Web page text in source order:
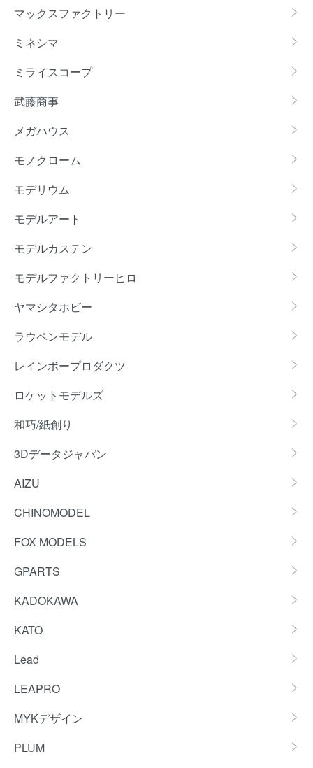
マックスファクトリー
ミネシマ
ミライスコープ
武藤商事
メガハウス
モノクローム
モデリウム
モデルアート
モデルカステン
モデルファクトリーヒロ
ヤマシタホビー
ラウペンモデル
レインボープロダクツ
ロケットモデルズ
和巧/紙創り
3Dデータジャパン
AIZU
CHINOMODEL
FOX MODELS
GPARTS
KADOKAWA
KATO
Lead
LEAPRO
MYKデザイン
PLUM